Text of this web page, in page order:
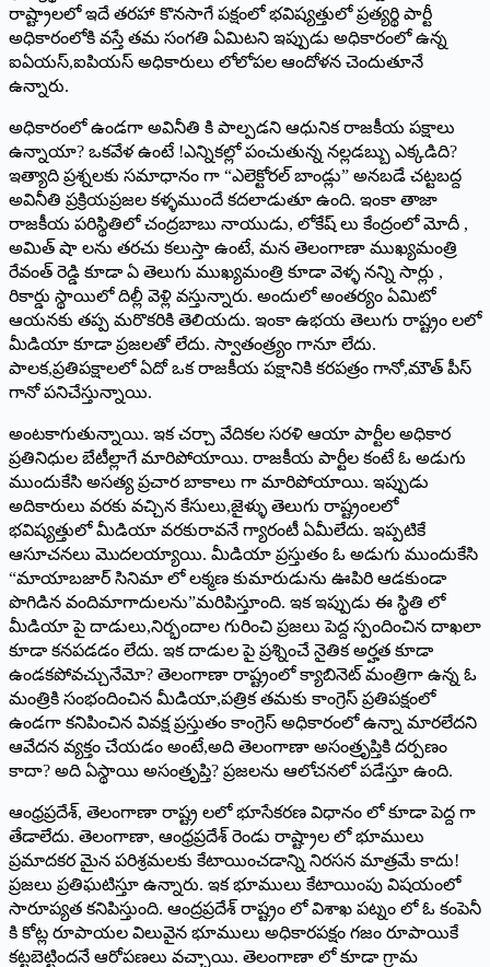
రాష్ట్రాలలో ఇదే తరహా కొనసాగే పక్షంలో భవిష్యత్తులో ప్రత్యర్థి పార్టీ
అధికారంలోకి వస్తే తమ సంగతి ఏమిటని ఇప్పుడు అధికారంలో ఉన్న
ఐఏయస్,ఐపియస్ అధికారులు లోలోపల ఆందోళన చెందుతూనే
ఉన్నారు.
అధికారంలో ఉండగా అవినీతి కి పాల్పడని ఆధునిక రాజకీయ పక్షాలు
ఉన్నాయా? ఒకవేళ ఉంటే !ఎన్నికల్లో పంచుతున్న నల్లడబ్బు ఎక్కడిది?
ఇత్యాది ప్రశ్నలకు సమాధానం గా “ఎలెక్టోరల్ బాండ్లు” అనబడే చట్టబద్ద
అవినీతి ప్రక్రియప్రజల కళ్ళముందే కదలాడుతూ ఉంది. ఇంకా తాజా
రాజకీయ పరిస్థితిలో చంద్రబాబు నాయుడు, లోకేష్ లు కేంద్రంలో మోదీ ,
అమిత్ షా లను తరచు కలుస్తా ఉంటే, మన తెలంగాణా ముఖ్యమంత్రి
రేవంత్ రెడ్డి కూడా ఏ తెలుగు ముఖ్యమంత్రి కూడా వెళ్ళ నన్ని సార్లు ,
రికార్డు స్థాయిలో దిల్లీ వెళ్లి వస్తున్నారు. అందులో అంతర్యం ఏమిటో
ఆయనకు తప్ప మరొకరికి తెలియదు. ఇంకా ఉభయ తెలుగు రాష్ట్రం లలో
మీడియా కూడా ప్రజలతో లేదు. స్వాతంత్ర్యం గానూ లేదు.
పాలక,ప్రతిపక్షాలలో ఏదో ఒక రాజకీయ పక్షానికి కరపత్రం గానో,మౌత్ పీస్
గానో పనిచేస్తున్నాయి.
అంటకాగుతున్నాయి. ఇక చర్చా వేదికల సరళి ఆయా పార్టీల అధికార
ప్రతినిధుల బేటీల్లాగే మారిపోయాయి. రాజకీయ పార్టీల కంటే ఓ అడుగు
ముందుకేసి అసత్య ప్రచార బాకాలు గా మారిపోయాయి. ఇప్పుడు
అదికారులు వరకు వచ్చిన కేసులు,జైళ్ళు తెలుగు రాష్ట్రంలలో
భవిష్యత్తులో మీడియా వరకురావనే గ్యారంటీ ఏమీలేదు. ఇప్పటికే
ఆసూచనలు మొదలయ్యాయి. మీడియా ప్రస్తుతం ఓ అడుగు ముందుకేసి
“మాయాబజార్ సినిమా లో లక్మణ కుమారుడును ఊపిరి ఆడకుండా
పొగిడిన వందిమాగాదులను”మరిపిస్తూంది. ఇక ఇప్పుడు ఈ స్థితి లో
మీడియా పై దాడులు,నిర్భందాల గురించి ప్రజలు పెద్ద స్పందించిన దాఖలా
కూడా కనపడడం లేదు. ఇక దాడుల పై ప్రశ్నించే నైతిక అర్హత కూడా
ఉండకపోవచ్చునేమో? తెలంగాణా రాష్ట్రంలో క్యాబినెట్ మంత్రిగా ఉన్న ఓ
మంత్రికి సంభందించిన మీడియా,పత్రిక తమకు కాంగ్రెస్ ప్రతిపక్షంలో
ఉండగా కనిపించిన వివక్ష ప్రస్తుతం కాంగ్రెస్ అధికారంలో ఉన్నా మారలేదని
ఆవేదన వ్యక్తం చేయడం అంటే,అది తెలంగాణా అసంత్రృప్తికి దర్పణం
కాదా? అది ఏస్థాయి అసంత్రృప్తి? ప్రజలను ఆలోచనలో పడేస్తూ ఉంది.
ఆంధ్రప్రదేశ్, తెలంగాణా రాష్ట్ర లలో భూసేకరణ విధానం లో కూడా పెద్ద గా
తేడాలేదు. తెలంగాణా, ఆంధ్రప్రదేశ్ రెండు రాష్ట్రాల లో భూములు
ప్రమాదకర మైన పరిశ్రమలకు కేటాయించడాన్ని నిరసన మాత్రమే కాదు!
ప్రజలు ప్రతిఘటిస్తూ ఉన్నారు. ఇక భూములు కేటాయింపు విషయంలో
సారూప్యత కనిపిస్తుంది. ఆంద్రప్రదేశ్ రాష్ట్రం లో విశాఖ పట్నం లో ఓ కంపెనీ
కి కోట్ల రూపాయల విలువైన భూములు అధికారపక్షం గజం రూపాయికే
కట్టబెట్టిందనే ఆరోపణలు వచ్చాయి. తెలంగాణా లో కూడా గ్రామ